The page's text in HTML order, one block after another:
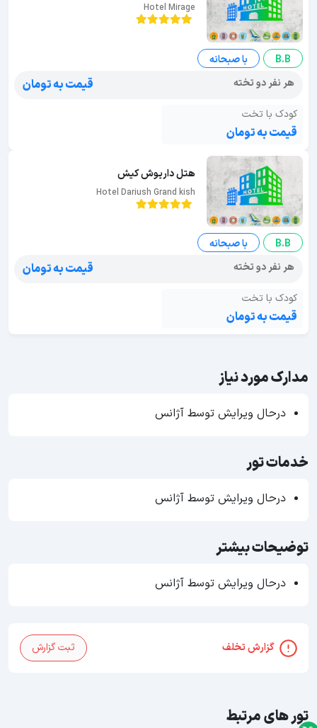
Hotel Mirage
B.B
با صبحانه
هر نفر دو تخته
قیمت به تومان
کودک با تخت
قیمت به تومان
هتل داریوش كيش
Hotel Dariush Grand kish
B.B
با صبحانه
هر نفر دو تخته
قیمت به تومان
کودک با تخت
قیمت به تومان
مدارک مورد نیاز
درحال ویرایش توسط آژانس
خدمات تور
درحال ویرایش توسط آژانس
توضیحات بیشتر
درحال ویرایش توسط آژانس
گزارش تخلف ثبت گزارش
تور های مرتبط